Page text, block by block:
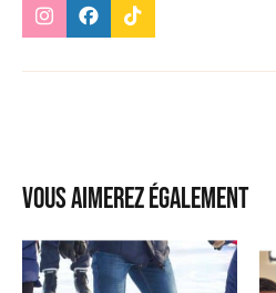
Vous aimerez également